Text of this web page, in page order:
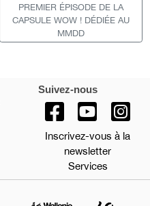
PREMIER ÉPISODE DE LA
CAPSULE WOW ! DÉDIÉE AU
MMDD
Suivez-nous
Inscrivez-vous à la
newsletter
Services